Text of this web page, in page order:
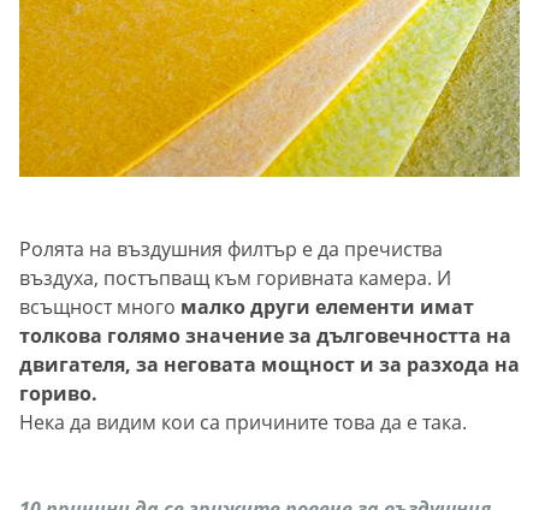
Ролята на въздушния филтър е да пречиства
въздуха, постъпващ към горивната камера. И
всъщност много малко други елементи имат
толкова голямо значение за дълговечността на
двигателя, за неговата мощност и за разхода на
гориво.
Нека да видим кои са причините това да е така.